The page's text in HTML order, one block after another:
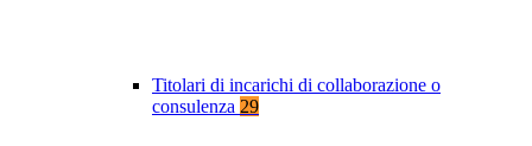
Titolari di incarichi di collaborazione o
consulenza 29